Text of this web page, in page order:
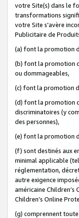
votre Site(s) dans le
transformations
votre Site s'avère
Publicitaire de
(a) font la promotion
(b) font la promotion
ou dommageables,
(c) font la promotion
(d) font la promotion
discriminatoires (y
des personnes),
(e) font la promotion
(f) sont destinés aux
minimal applicable
réglementation,
autre exigence
américaine
Children’s Online
(g) comprennent